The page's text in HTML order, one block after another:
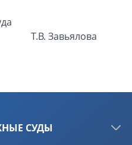
Т.В. Завьялова
СУДЫ